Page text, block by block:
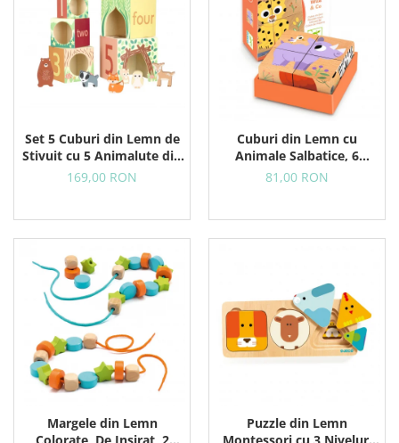
Set 5 Cuburi din Lemn de
Stivuit cu 5 Animalute din
Padure
169,00 RON
Cuburi din Lemn cu
Animale Salbatice, 6
Puzzle-uri in 1
81,00 RON
Margele din Lemn
Colorate, De Insirat, 2
Puzzle din Lemn
Montessori cu 3 Niveluri